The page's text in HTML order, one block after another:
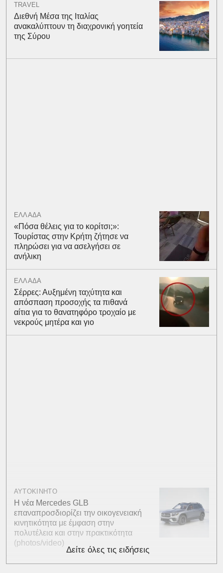
TRAVEL
Διεθνή Μέσα της Ιταλίας
ανακαλύπτουν τη διαχρονική γοητεία
της Σύρου
ΕΛΛΑΔΑ
«Πόσα θέλεις για το κορίτσι;»:
Τουρίστας στην Κρήτη ζήτησε να
πληρώσει για να ασελγήσει σε
ανήλικη
ΕΛΛΑΔΑ
Σέρρες: Αυξημένη ταχύτητα και
απόσπαση προσοχής τα πιθανά
αίτια για το θανατηφόρο τροχαίο με
νεκρούς μητέρα και γιο
ΑΥΤΟΚΙΝΗΤΟ
Η νέα Mercedes GLB
επαναπροσδιορίζει την οικογενειακή
κινητικότητα με έμφαση στην
πολυτέλεια και στην πρακτικότητα
(photos/video)
Δείτε όλες τις ειδήσεις